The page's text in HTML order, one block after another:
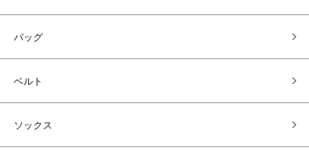
バッグ
ベルト
ソックス